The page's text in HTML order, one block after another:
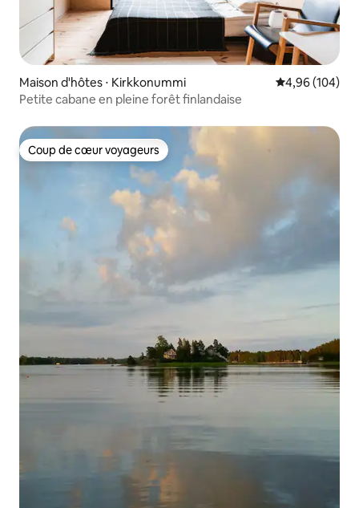
Maison d'hôtes ⋅ Kirkkonummi Évaluation
4,96 (104)
Petite cabane en pleine forêt finlandaise
Coup de cœur voyageurs
Coup de cœur voyageurs